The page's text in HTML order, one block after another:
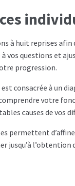
à huit reprises afin
vos questions et
progression.
consacrée à un
votre
causes de vos
permettent
jusqu’à l’obtention